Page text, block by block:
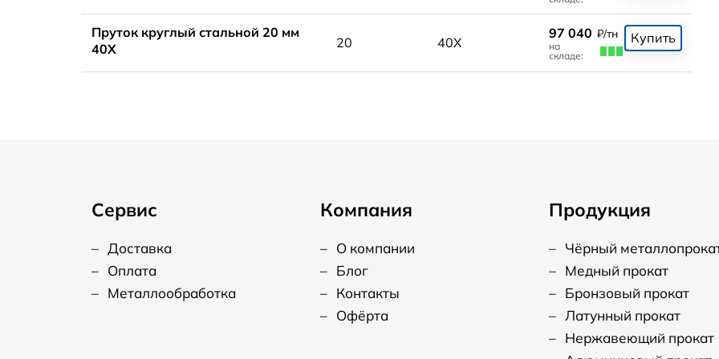
Пруток круглый стальной 20 мм
40Х
20 40Х
97 040 ₽/тн
на
складе:
Купить
Сервис
– Доставка
– Оплата
– Металлообработка
Компания
– О компании
– Блог
– Контакты
– Офёрта
Продукция
– Чёрный
– Медный прокат
– Бронзовый прокат
– Латунный прокат
– Нержавеющий прокат